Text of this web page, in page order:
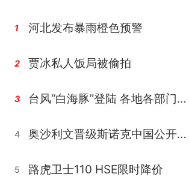
1 河北发布暴雨橙色预警
2 贾冰私人饭局被偷拍
3 台风“白海豚”登陆 各地各部门全力应对
4 奥沙利文晋级斯诺克中国公开赛16强
5 路虎卫士110 HSE限时降价